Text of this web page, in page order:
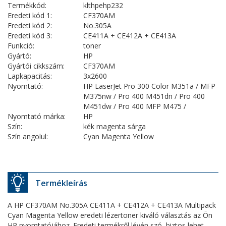
Termékkód:
klthpehp232
Eredeti kód 1:
CF370AM
Eredeti kód 2:
No.305A
Eredeti kód 3:
CE411A + CE412A + CE413A
Funkció:
toner
Gyártó:
HP
Gyártói cikkszám:
CF370AM
Lapkapacitás:
3x2600
Nyomtató:
HP LaserJet Pro 300 Color M351a / MFP
M375nw / Pro 400 M451dn / Pro 400
M451dw / Pro 400 MFP M475 /
Nyomtató márka:
HP
Szín:
kék magenta sárga
Szín angolul:
Cyan Magenta Yellow
Termékleírás
A HP CF370AM No.305A CE411A + CE412A + CE413A Multipack
Cyan Magenta Yellow eredeti lézertoner kiváló választás az Ön